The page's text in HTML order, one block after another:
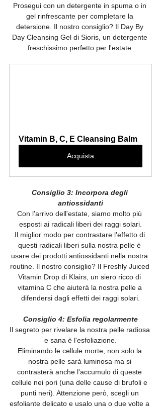
Prosegui con un detergente in spuma o in
gel rinfrescante per completare la
detersione. Il nostro consiglio? Il Day By
Day Cleansing Gel di Sioris, un detergente
freschissimo perfetto per l'estate.
Vitamin B, C, E Cleansing Balm
Acquista
Consiglio 3: Incorpora degli
antiossidanti
Con l'arrivo dell'estate, siamo molto più
esposti ai radicali liberi dei raggi solari.
Il miglior modo per contrastare l'effetto di
questi radicali liberi sulla nostra pelle è
usare dei prodotti antiossidanti nella nostra
routine. Il nostro consiglio? Il Freshly Juiced
Vitamin Drop di Klairs, un siero ricco di
vitamina C che aiuterà la nostra pelle a
difendersi dagli effetti dei raggi solari.
Consiglio 4: Esfolia regolarmente
Il segreto per rivelare la nostra pelle radiosa
e sana è l'esfoliazione.
Eliminando le cellule morte, non solo la
nostra pelle sarà luminosa ma si
contrasterà anche l'accumulo di queste
cellule nei pori (una delle cause di brufoli e
punti neri). Attenzione però, scegli un
esfoliante delicato e usalo una o due volte a